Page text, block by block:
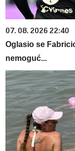
07. 08. 2026 22:40
Oglasio se
nemoguć...